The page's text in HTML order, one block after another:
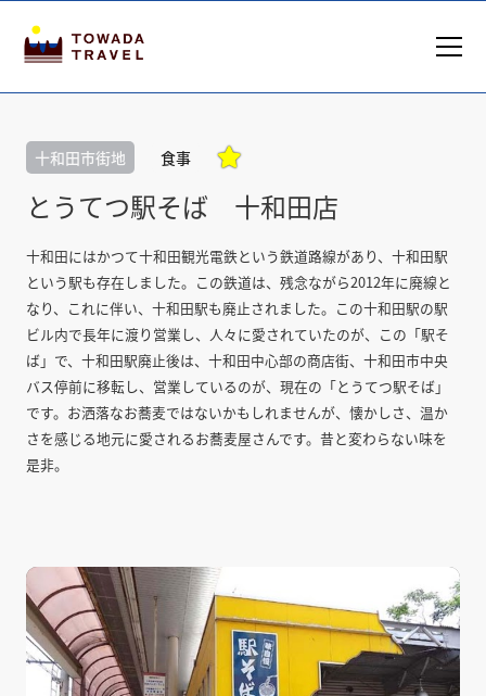
十和田市街地 食事 
とうてつ駅そば 十和田店
十和田にはかつて十和田観光電鉄という鉄道路線があり、十和田駅
という駅も存在しました。この鉄道は、残念ながら2012年に廃線と
なり、これに伴い、十和田駅も廃止されました。この十和田駅の駅
ビル内で長年に渡り営業し、人々に愛されていたのが、この「駅そ
ば」で、十和田駅廃止後は、十和田中心部の商店街、十和田市中央
バス停前に移転し、営業しているのが、現在の「とうてつ駅そば」
です。お洒落なお蕎麦ではないかもしれませんが、懐かしさ、温か
さを感じる地元に愛されるお蕎麦屋さんです。昔と変わらない味を
是非。